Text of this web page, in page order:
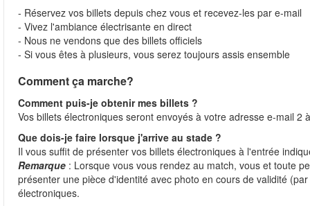
- Réservez vos billets depuis chez vous et recevez-les par e-mail
- Vivez l'ambiance électrisante en direct
- Nous ne vendons que des billets officiels
- Si vous êtes à plusieurs, vous serez toujours assis ensemble
Comment ça marche?
Comment puis-je obtenir mes billets ?
Vos billets électroniques seront envoyés à votre adresse e-mail 2
Que dois-je faire lorsque j'arrive au stade ?
Il vous suffit de présenter vos billets électroniques à l'entrée
Remarque : Lorsque vous vous rendez au match, vous et toute
présenter une pièce d'identité avec photo en cours de validité
électroniques.